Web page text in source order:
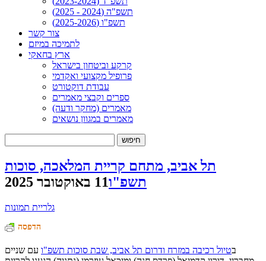
תשפ"ה (2024 - 2025)
תשפ"ו (2025-2026)
צור קשר
לתמיכה במיזם
ארץ בחאקי
קרקע וביטחון בישראל
פרופיל מקצועי ואקדמי
עבודת דוקטורט
ספרים וקבצי מאמרים
מאמרים (מחקר ודעה)
מאמרים במגוון נושאים
תל אביב, מתחם קריית המלאכה, סוכות
תשפ"ו11 באוקטובר 2025
גלריית תמונות
הדפסה
בטיול רכיבה במזרח ודרום תל אביב, שבת סוכות תשפ"ו עם שניים